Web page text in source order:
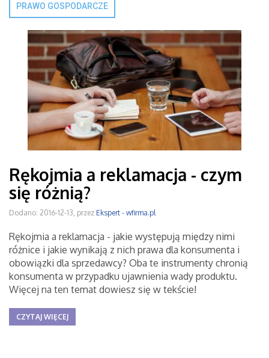
PRAWO GOSPODARCZE
Rękojmia a reklamacja - czym
się różnią?
Dodano: 2016-12-13, przez Ekspert - wfirma.pl
Rękojmia a reklamacja - jakie występują między nimi
różnice i jakie wynikają z nich prawa dla konsumenta i
obowiązki dla sprzedawcy? Oba te instrumenty chronią
konsumenta w przypadku ujawnienia wady produktu.
Więcej na ten temat dowiesz się w tekście!
CZYTAJ WIĘCEJ